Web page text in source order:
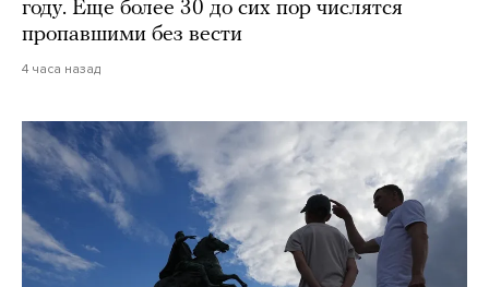
году. Еще более 30 до сих пор числятся
пропавшими без вести
4 часа назад